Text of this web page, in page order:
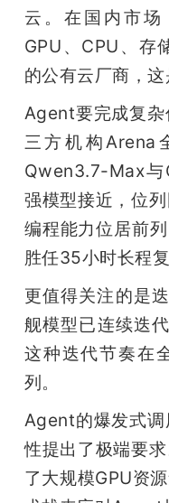
云。在国内市
GPU、CPU、存
的公有云厂商，这
Agent要完成复
三方机构Arena
Qwen3.7-Max
强模型接近，位
编程能力位居前
胜任35小时长程复
更值得关注的是
舰模型已连续迭
这种迭代节奏在
列。
Agent的爆发式
性提出了极端要
了大规模GPU资